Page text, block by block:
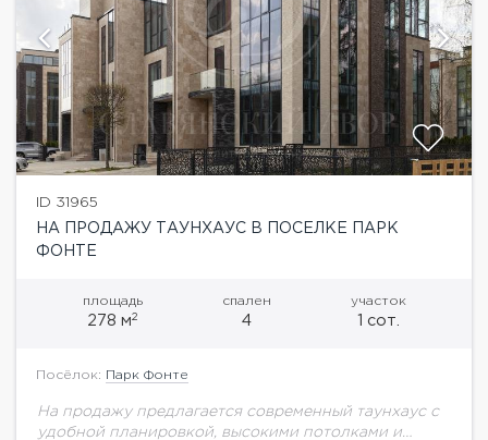
ID 31965
НА ПРОДАЖУ ТАУНХАУС В ПОСЕЛКЕ ПАРК
ФОНТЕ
площадь
278 м2
спален
4
участок
1 сот.
Посёлок: Парк Фонте
На продажу предлагается современный таунхаус с
удобной планировкой, высокими потолками и